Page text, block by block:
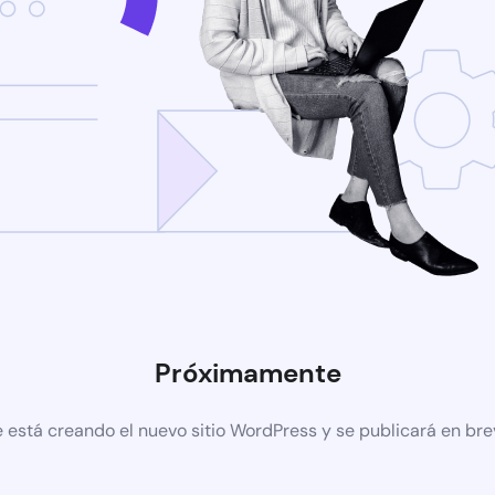
Próximamente
está creando el nuevo sitio WordPress y se publicará en